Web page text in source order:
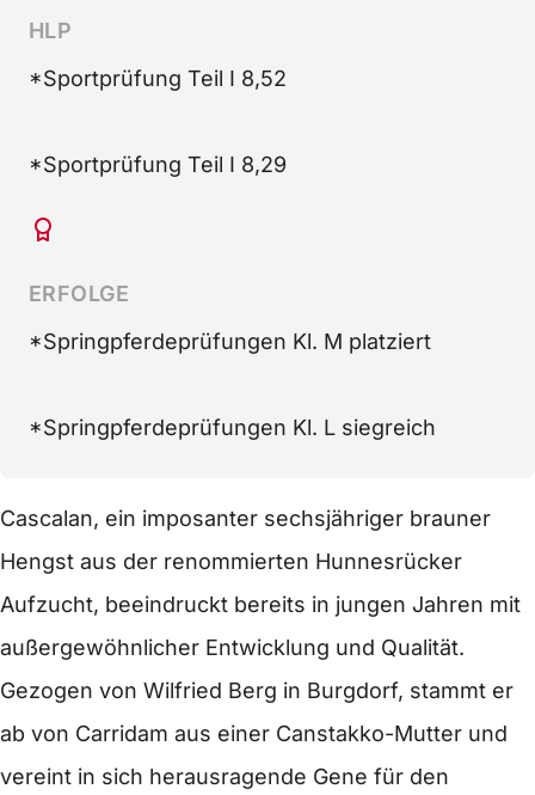
HLP
*Sportprüfung Teil I 8,52
*Sportprüfung Teil I 8,29
ERFOLGE
*Springpferdeprüfungen Kl. M platziert
*Springpferdeprüfungen Kl. L siegreich
Cascalan, ein imposanter sechsjähriger brauner
Hengst aus der renommierten Hunnesrücker
Aufzucht, beeindruckt bereits in jungen Jahren mit
außergewöhnlicher Entwicklung und Qualität.
Gezogen von Wilfried Berg in Burgdorf, stammt er
ab von Carridam aus einer Canstakko-Mutter und
vereint in sich herausragende Gene für den